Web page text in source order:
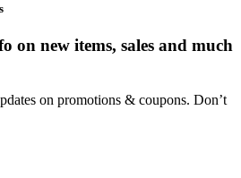
on new items, sales and much
on promotions & coupons. Don’t